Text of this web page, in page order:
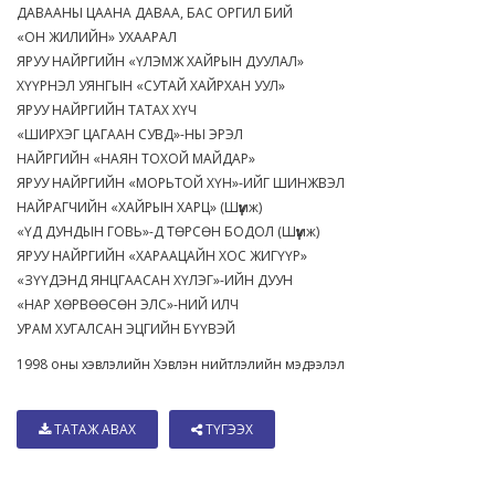
ДАВААНЫ ЦААНА ДАВАА, БАС ОРГИЛ БИЙ
«ОН ЖИЛИЙН» УХААРАЛ
ЯРУУ НАЙРГИЙН «ҮЛЭМЖ ХАЙРЫН ДУУЛАЛ»
ХҮҮРНЭЛ УЯНГЫН «СУТАЙ ХАЙРХАН УУЛ»
ЯРУУ НАЙРГИЙН ТАТАХ ХҮЧ
«ШИРХЭГ ЦАГААН СУВД»-НЫ ЭРЭЛ
НАЙРГИЙН «НАЯН ТОХОЙ МАЙДАР»
ЯРУУ НАЙРГИЙН «МОРЬТОЙ ХҮН»-ИЙГ ШИНЖВЭЛ
НАЙРАГЧИЙН «ХАЙРЫН ХАРЦ» (Шүүмж)
«ҮД ДУНДЫН ГОВЬ»-Д ТӨРСӨН БОДОЛ (Шүүмж)
ЯРУУ НАЙРГИЙН «ХАРААЦАЙН ХОС ЖИГҮҮР»
«ЗҮҮДЭНД ЯНЦГААСАН ХҮЛЭГ»-ИЙН ДУУН
«НАР ХӨРВӨӨСӨН ЭЛС»-НИЙ ИЛЧ
УРАМ ХУГАЛСАН ЭЦГИЙН БҮҮВЭЙ
1998 оны хэвлэлийн Хэвлэн нийтлэлийн мэдээлэл
ТАТАЖ АВАХ ТҮГЭЭХ